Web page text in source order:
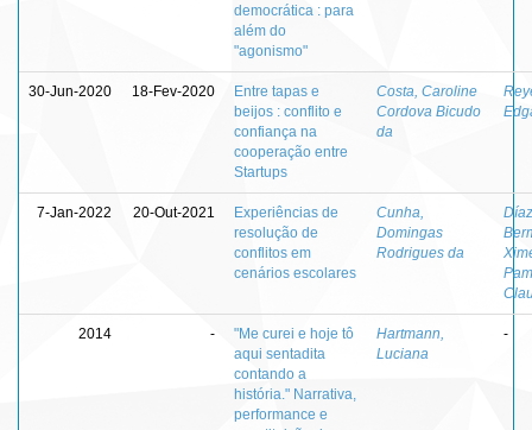
democrática : para
além do
"agonismo"
30-Jun-2020 18-Fev-2020
Entre tapas e
beijos : conflito e
confiança na
cooperação entre
Startups
Costa, Caroline
Cordova Bicudo
da
7-Jan-2022 20-Out-2021
Experiências de
resolução de
conflitos em
cenários escolares
Cunha,
Domingas
Rodrigues da
Díaz
2014 -
"Me curei e hoje tô
aqui sentadita
contando a
história." Narrativa,
performance e
Hartmann,
Luciana
-